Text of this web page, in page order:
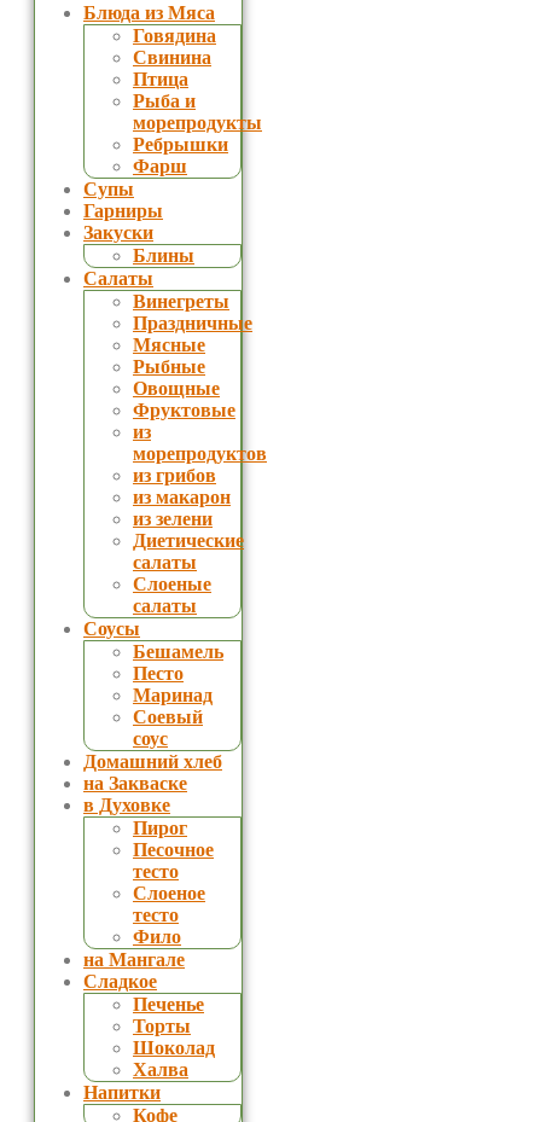
Блюда из Мяса
Говядина
Свинина
Птица
Рыба и
морепродукты
Ребрышки
Фарш
Супы
Гарниры
Закуски
Блины
Салаты
Винегреты
Праздничные
Мясные
Рыбные
Овощные
Фруктовые
из
морепродуктов
из грибов
из макарон
из зелени
Диетические
салаты
Слоеные
салаты
Соусы
Бешамель
Песто
Маринад
Соевый
соус
Домашний хлеб
на Закваске
в Духовке
Пирог
Песочное
тесто
Слоеное
тесто
Фило
на Мангале
Сладкое
Печенье
Торты
Шоколад
Халва
Напитки
Кофе